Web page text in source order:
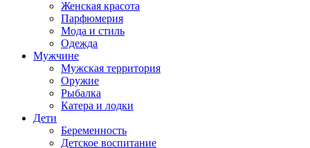
Женская красота
Парфюмерия
Мода и стиль
Одежда
Мужчине
Мужская территория
Оружие
Рыбалка
Катера и лодки
Дети
Беременность
Детское воспитание